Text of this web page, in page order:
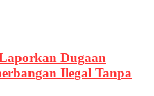
Dugaan
Ilegal Tanpa